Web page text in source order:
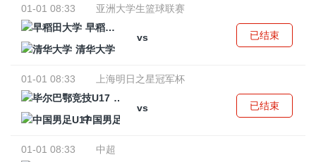
01-01 08:33
亚洲大学生篮球联赛
早稻田大学
vs
清华大学
已结束
01-01 08:33
上海明日之星冠军杯
毕尔巴鄂竞技U17
vs
中国男足U17
已结束
01-01 08:33
中超